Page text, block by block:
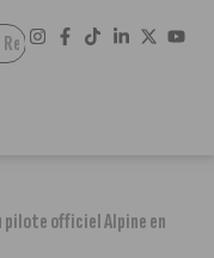
pilote officiel Alpine en